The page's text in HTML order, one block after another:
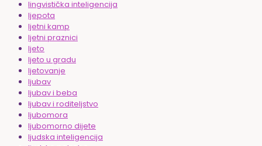
lingvistička inteligencija
ljepota
ljetni kamp
ljetni praznici
ljeto
ljeto u gradu
ljetovanje
ljubav
ljubav i beba
ljubav i roditeljstvo
ljubomora
ljubomorno dijete
ljudska inteligencija